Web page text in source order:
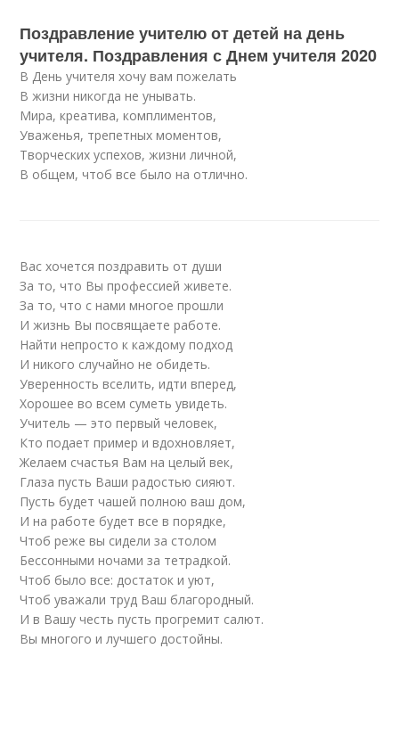
Поздравление учителю от детей на день
учителя. Поздравления с Днем учителя 2020
В День учителя хочу вам пожелать
В жизни никогда не унывать.
Мира, креатива, комплиментов,
Уваженья, трепетных моментов,
Творческих успехов, жизни личной,
В общем, чтоб все было на отлично.
Вас хочется поздравить от души
За то, что Вы профессией живете.
За то, что с нами многое прошли
И жизнь Вы посвящаете работе.
Найти непросто к каждому подход
И никого случайно не обидеть.
Уверенность вселить, идти вперед,
Хорошее во всем суметь увидеть.
Учитель — это первый человек,
Кто подает пример и вдохновляет,
Желаем счастья Вам на целый век,
Глаза пусть Ваши радостью сияют.
Пусть будет чашей полною ваш дом,
И на работе будет все в порядке,
Чтоб реже вы сидели за столом
Бессонными ночами за тетрадкой.
Чтоб было все: достаток и уют,
Чтоб уважали труд Ваш благородный.
И в Вашу честь пусть прогремит салют.
Вы многого и лучшего достойны.